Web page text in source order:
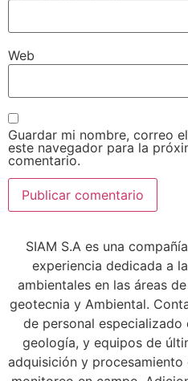
Web
Guardar mi nombre, correo
este navegador para la
comentario.
SIAM S.A es una
experiencia dedicada a
ambientales en las áreas
geotecnia y Ambiental.
de personal especializado
geología, y equipos de
adquisición y